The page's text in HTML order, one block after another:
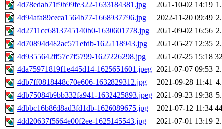
4d78edab71f9b99fe322-1633184381.jpg
2021-10-02 14:19
4d94afa89ceca1564b77-1668937796.jpg
2022-11-20 09:49
4d2711cc6813745140b0-1630601778.jpg
2021-09-02 16:56
4d70894d482ac571efdb-1622118943.jpg
2021-05-27 12:35
4d9355642ff57c7f5799-1627226298.jpg
2021-07-25 15:18
4da75971819f1e445d14-1625651601.jpeg 2021-07-07 09:53
4db7ff0818448c70e606-1632829312.jpg
2021-09-28 11:41
4db75084b9bb332fa941-1632425893.jpeg 2021-09-23 19:38
4dbbc16b86d8ad3fd1db-1626089675.jpg
2021-07-12 11:34
4dd20637f5664e00f2ee-1625145543.jpg
2021-07-01 13:19